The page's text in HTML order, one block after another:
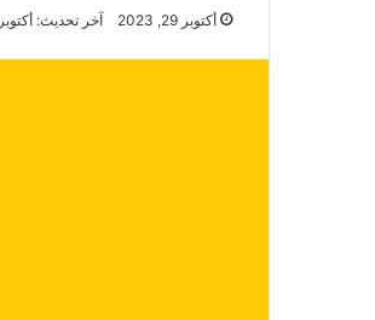
أكتوبر 29, 2023 آخر تحديث: أكتوبر 29, 2023